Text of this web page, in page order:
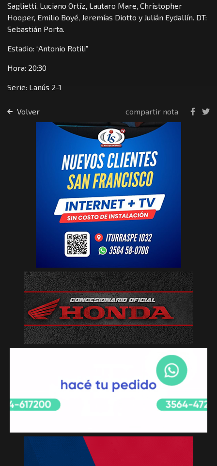
Saglietti, Luciano Ortíz, Lautaro Mare, Christopher
Hooper, Emilio Boyé, Jeremías Diotto y Julián Eydallín. DT:
Sebastián Porta.
Estadio: “Antonio Rotili”
Hora: 20:30
Serie: Lanús 2-1
Volver compartir nota